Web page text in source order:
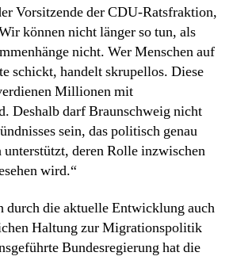
Vorsitzende der CDU-Ratsfraktion,
können nicht länger so tun, als
nicht. Wer Menschen auf
schickt, handelt skrupellos. Diese
Millionen mit
Deshalb darf Braunschweig nicht
sein, das politisch genau
deren Rolle inzwischen
wird.“
durch die aktuelle Entwicklung auch
Haltung zur Migrationspolitik
Bundesregierung hat die